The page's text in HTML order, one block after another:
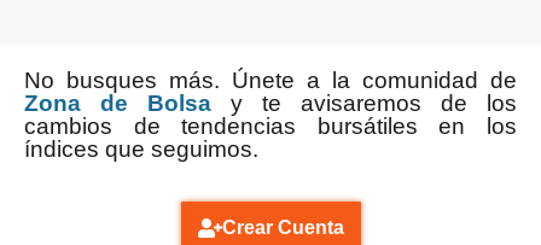
No busques más. Únete a la comunidad de
Zona de Bolsa y te avisaremos de los
cambios de tendencias bursátiles en los
índices que seguimos.
Crear Cuenta